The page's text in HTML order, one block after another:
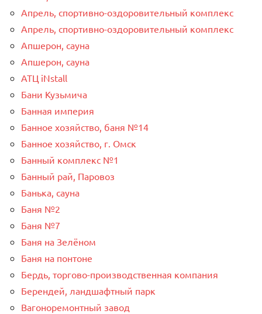
Апрель, спортивно-оздоровительный комплекс
Апрель, спортивно-оздоровительный комплекс
Апшерон, сауна
Апшерон, сауна
АТЦ iNstall
Бани Кузьмича
Банная империя
Банное хозяйство, баня №14
Банное хозяйство, г. Омск
Банный комплекс №1
Банный рай, Паровоз
Банька, сауна
Баня №2
Баня №7
Баня на Зелёном
Баня на понтоне
Бердь, торгово-производственная компания
Берендей, ландшафтный парк
Вагоноремонтный завод